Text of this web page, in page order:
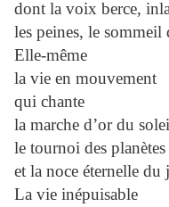
dont la voix berce,
les peines, le
Elle-même
la vie en mouvement
qui chante
la marche d’or du
le tournoi des planètes
et la noce éternelle
La vie inépuisable